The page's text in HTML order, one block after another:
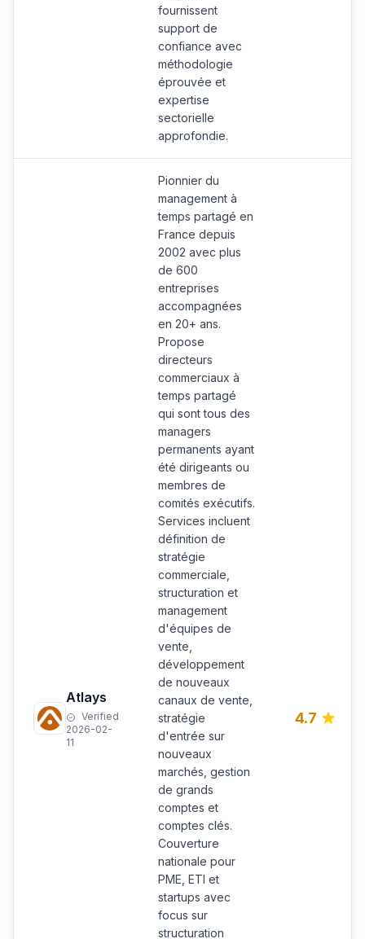
fournissent
support de
confiance avec
méthodologie
éprouvée et
expertise
sectorielle
approfondie.
Atlays
Verified
2026-02-
11
Pionnier du
management à
temps partagé en
France depuis
2002 avec plus
de 600
entreprises
accompagnées
en 20+ ans.
Propose
directeurs
commerciaux à
temps partagé
qui sont tous des
managers
permanents ayant
été dirigeants ou
membres de
comités exécutifs.
Services incluent
définition de
stratégie
commerciale,
structuration et
management
d'équipes de
vente,
développement
de nouveaux
canaux de vente,
stratégie
d'entrée sur
nouveaux
marchés, gestion
de grands
comptes et
comptes clés.
Couverture
nationale pour
PME, ETI et
startups avec
focus sur
structuration
4.7